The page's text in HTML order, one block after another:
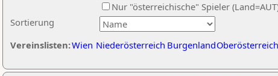
Sortierung
Nur "österreichische" Spieler
Vereinslisten:Wien Niederösterreich BurgenlandOberösterreich